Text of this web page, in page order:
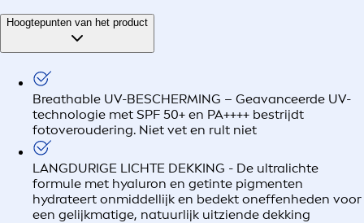
Hoogtepunten van het product
Breathable UV-BESCHERMING – Geavanceerde UV-
technologie met SPF 50+ en PA++++ bestrijdt
fotoveroudering. Niet vet en rult niet
LANGDURIGE LICHTE DEKKING - De ultralichte
formule met hyaluron en getinte pigmenten
hydrateert onmiddellijk en bedekt oneffenheden voor
een gelijkmatige, natuurlijk uitziende dekking